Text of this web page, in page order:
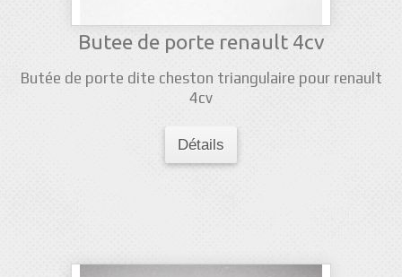
Butee de porte renault 4cv
Butée de porte dite cheston triangulaire pour renault
4cv
Détails